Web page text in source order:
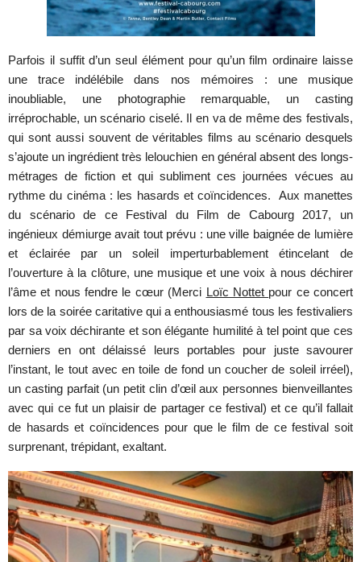
Parfois il suffit d’un seul élément pour qu’un film ordinaire laisse
une trace indélébile dans nos mémoires : une musique
inoubliable, une photographie remarquable, un casting
irréprochable, un scénario ciselé. Il en va de même des festivals,
qui sont aussi souvent de véritables films au scénario desquels
s’ajoute un ingrédient très lelouchien en général absent des longs-
métrages de fiction et qui subliment ces journées vécues au
rythme du cinéma : les hasards et coïncidences. Aux manettes
du scénario de ce Festival du Film de Cabourg 2017, un
ingénieux démiurge avait tout prévu : une ville baignée de lumière
et éclairée par un soleil imperturbablement étincelant de
l’ouverture à la clôture, une musique et une voix à nous déchirer
l’âme et nous fendre le cœur (Merci Loïc Nottet pour ce concert
lors de la soirée caritative qui a enthousiasmé tous les festivaliers
par sa voix déchirante et son élégante humilité à tel point que ces
derniers en ont délaissé leurs portables pour juste savourer
l’instant, le tout avec en toile de fond un coucher de soleil irréel),
un casting parfait (un petit clin d’œil aux personnes bienveillantes
avec qui ce fut un plaisir de partager ce festival) et ce qu’il fallait
de hasards et coïncidences pour que le film de ce festival soit
surprenant, trépidant, exaltant.